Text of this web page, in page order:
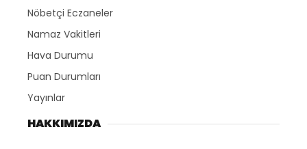
Nöbetçi Eczaneler
Namaz Vakitleri
Hava Durumu
Puan Durumları
Yayınlar
HAKKIMIZDA